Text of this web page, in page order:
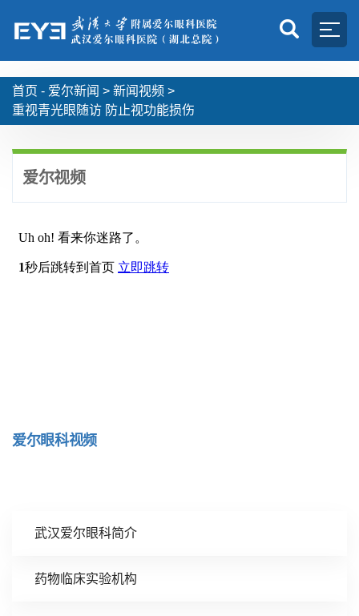
首页 - 爱尔新闻 > 新闻视频 >
重视青光眼随访 防止视功能损伤
武汉爱尔眼科简介
药物临床实验机构
爱尔视频
爱尔眼科视频